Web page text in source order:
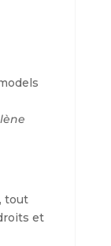
tout
et